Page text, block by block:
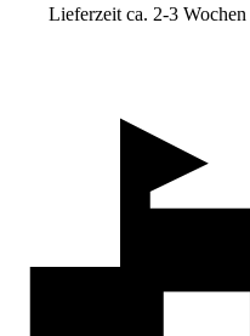
Lieferzeit ca. 2-3 Wochen